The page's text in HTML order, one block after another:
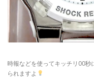
時報などを使ってキッチリ00秒
られますよ